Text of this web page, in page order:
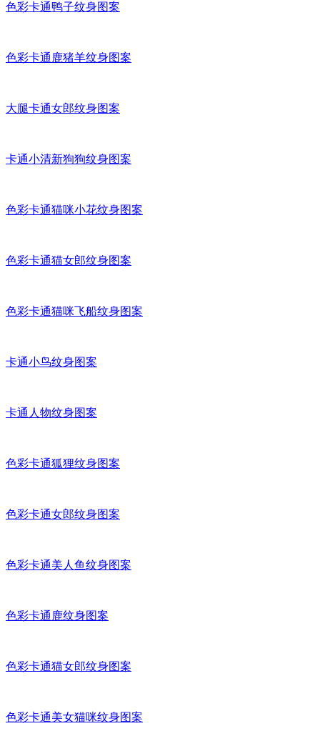
色彩卡通鸭子纹身图案
色彩卡通鹿猪羊纹身图案
大腿卡通女郎纹身图案
卡通小清新狗狗纹身图案
色彩卡通猫咪小花纹身图案
色彩卡通猫女郎纹身图案
色彩卡通猫咪飞船纹身图案
卡通小鸟纹身图案
卡通人物纹身图案
色彩卡通狐狸纹身图案
色彩卡通女郎纹身图案
色彩卡通美人鱼纹身图案
色彩卡通鹿纹身图案
色彩卡通猫女郎纹身图案
色彩卡通美女猫咪纹身图案